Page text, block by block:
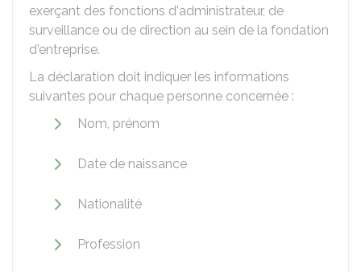
exerçant des fonctions d'administrateur, de
surveillance ou de direction au sein de la fondation
d'entreprise.
La déclaration doit indiquer les informations
suivantes pour chaque personne concernée :
Nom, prénom
Date de naissance
Nationalité
Profession